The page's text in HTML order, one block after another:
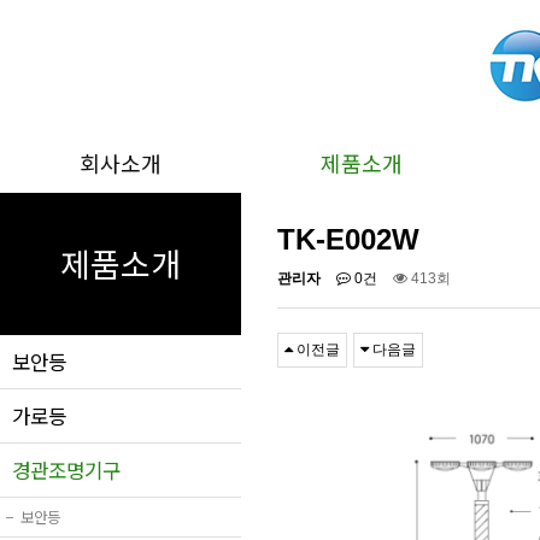
회사소개 제품소개
제품소개
보안등
가로등
경관조명기구
− 보안등
TK-E002W
관리자 0건 413회
이전글 다음글